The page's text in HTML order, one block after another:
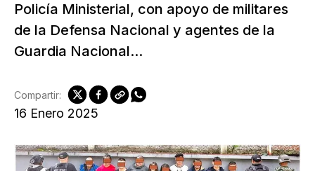
Policía Ministerial, con apoyo de militares
de la Defensa Nacional y agentes de la
Guardia Nacional...
16 Enero 2025
Compartir: